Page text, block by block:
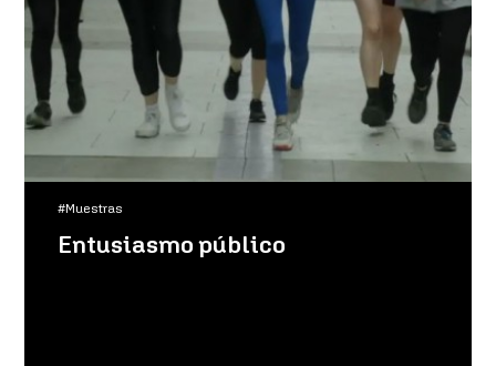
#Muestras
Entusiasmo público